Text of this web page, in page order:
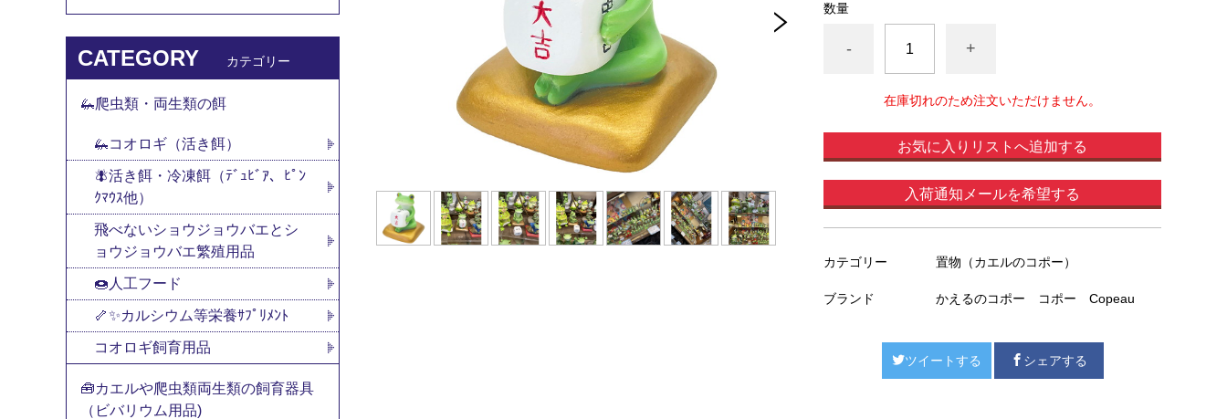
数量
- +
在庫切れのため注文いただけません。
お気に入りリストへ追加する
入荷通知メールを希望する
カテゴリー 置物（カエルのコポー）
ブランド かえるのコポー コポー Copeau
ツイートする シェアする
CATEGORY カテゴリー
🦗爬虫類・両生類の餌
🦗コオロギ（活き餌）
🪰活き餌・冷凍餌（ﾃﾞｭﾋﾞｱ、ﾋﾟﾝ
ｸﾏｳｽ他）
飛べないショウジョウバエとシ
ョウジョウバエ繁殖用品
🍩人工フード
🦴✨カルシウム等栄養ｻﾌﾟﾘﾒﾝﾄ
コオロギ飼育用品
🧰カエルや爬虫類両生類の飼育器具
（ビバリウム用品)